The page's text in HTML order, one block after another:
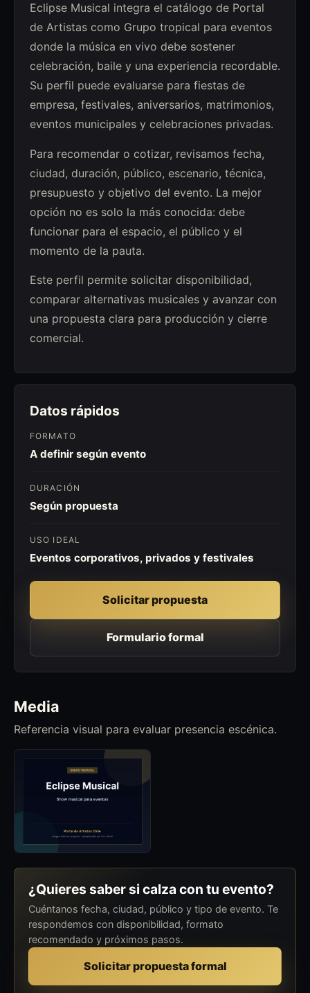
Eclipse Musical integra el catálogo de Portal
de Artistas como Grupo tropical para eventos
donde la música en vivo debe sostener
celebración, baile y una experiencia recordable.
Su perfil puede evaluarse para fiestas de
empresa, festivales, aniversarios, matrimonios,
eventos municipales y celebraciones privadas.
Para recomendar o cotizar, revisamos fecha,
ciudad, duración, público, escenario, técnica,
presupuesto y objetivo del evento. La mejor
opción no es solo la más conocida: debe
funcionar para el espacio, el público y el
momento de la pauta.
Este perfil permite solicitar disponibilidad,
comparar alternativas musicales y avanzar con
una propuesta clara para producción y cierre
comercial.
Datos rápidos
FORMATO
A definir según evento
DURACIÓN
Según propuesta
USO IDEAL
Eventos corporativos, privados y festivales
Solicitar propuesta
Formulario formal
Media
Referencia visual para evaluar presencia escénica.
¿Quieres saber si calza con tu evento?
Cuéntanos fecha, ciudad, público y tipo de evento. Te
respondemos con disponibilidad, formato
recomendado y próximos pasos.
Solicitar propuesta formal